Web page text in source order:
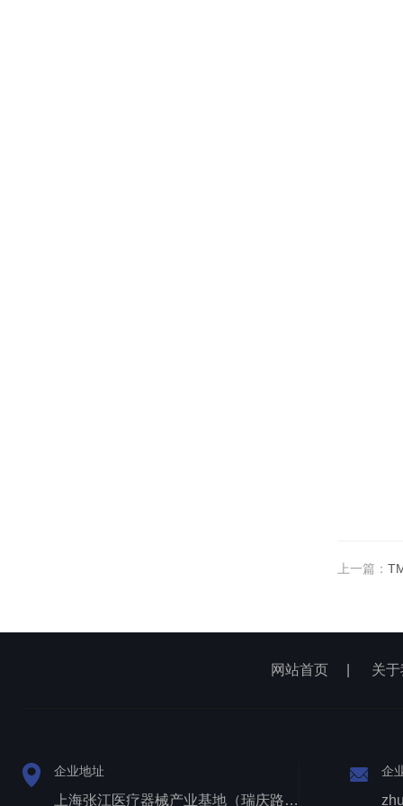
上一篇：
网站首页 关
企业地址
上海张江医疗器械产业基地（瑞庆路528号）
企